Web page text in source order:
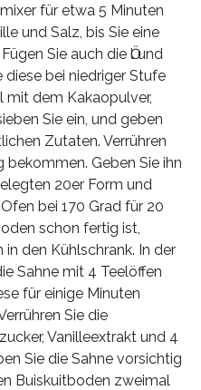
für etwa 5 Minuten
und Salz, bis Sie eine
Sie auch die Ӧl und
diese bei niedriger Stufe
mit dem Kakaopulver,
Sie ein, und geben
Zutaten. Verrühren
bekommen. Geben Sie ihn
20er Form und
bei 170 Grad für 20
schon fertig ist,
den Kühlschrank. In der
Sahne mit 4 Teelöffen
für einige Minuten
Sie die
Vanilleextrakt und 4
Sie die Sahne vorsichtig
Buiskuitboden zweimal